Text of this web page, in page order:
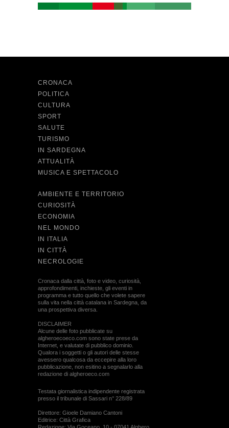
CRONACA
POLITICA
CULTURA
SPORT
SALUTE
TURISMO
IN SARDEGNA
ATTUALITÀ
MUSICA E SPETTACOLO
AMBIENTE E TERRITORIO
CURIOSITÀ
ECONOMIA
NEL MONDO
IN ITALIA
IN CITTÀ
NECROLOGIE
Cronaca dalla città, foto e video, curiosità,
approfondimenti, inchieste, gli eventi in
programma e tutto quello che volete sapere
sulla vita nella città catalana in Sardegna, da
una prospettiva diversa.
DISCLAIMER
Alcune delle foto pubblicate su
algheroecoeco.com sono state prese da
Internet, e valutate di pubblico dominio.
Qualora i soggetti o gli autori delle stesse
avessero qualcosa da eccepire alla loro
pubblicazione, non esitino a segnalarlo alla
redazione di algheroeco.com
Testata giornalistica indipendente registrata
presso il tribunale di Sassari n° 228/89
Direttore: Gioele Damiano Cantoni
Editrice: Città Grafica